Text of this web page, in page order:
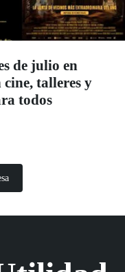
de julio en
talleres y
todos